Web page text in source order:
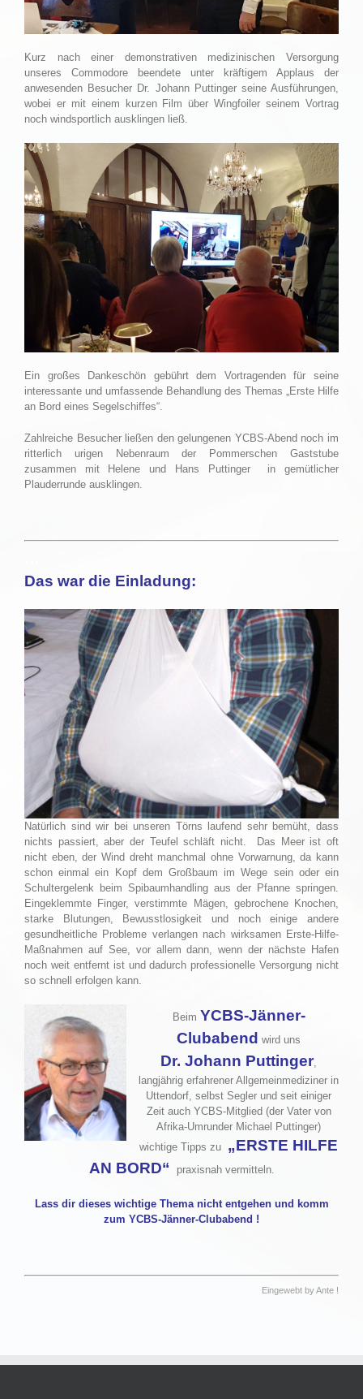
Kurz nach einer demonstrativen medizinischen Versorgung
unseres Commodore beendete unter kräftigem Applaus der
anwesenden Besucher Dr. Johann Puttinger seine Ausführungen,
wobei er mit einem kurzen Film über Wingfoiler seinem Vortrag
noch windsportlich ausklingen ließ.
Ein großes Dankeschön gebührt dem Vortragenden für seine
interessante und umfassende Behandlung des Themas „Erste Hilfe
an Bord eines Segelschiffes“.
Zahlreiche Besucher ließen den gelungenen YCBS-Abend noch im
ritterlich urigen Nebenraum der Pommerschen Gaststube
zusammen mit Helene und Hans Puttinger in gemütlicher
Plauderrunde ausklingen.
Das war die Einladung:
Natürlich sind wir bei unseren Törns laufend sehr bemüht, dass
nichts passiert, aber der Teufel schläft nicht. Das Meer ist oft
nicht eben, der Wind dreht manchmal ohne Vorwarnung, da kann
schon einmal ein Kopf dem Großbaum im Wege sein oder ein
Schultergelenk beim Spibaumhandling aus der Pfanne springen.
Eingeklemmte Finger, verstimmte Mägen, gebrochene Knochen,
starke Blutungen, Bewusstlosigkeit und noch einige andere
gesundheitliche Probleme verlangen nach wirksamen Erste-Hilfe-
Maßnahmen auf See, vor allem dann, wenn der nächste Hafen
noch weit entfernt ist und dadurch professionelle Versorgung nicht
so schnell erfolgen kann.
Beim YCBS-Jänner-
Clubabend wird uns
Dr. Johann Puttinger,
langjährig erfahrener Allgemeinmediziner in
Uttendorf, selbst Segler und seit einiger
Zeit auch YCBS-Mitglied (der Vater von
Afrika-Umrunder Michael Puttinger)
wichtige Tipps zu „ERSTE HILFE
AN BORD“ praxisnah vermitteln.
Lass dir dieses wichtige Thema nicht entgehen und komm
zum YCBS-Jänner-Clubabend !
Eingewebt by Ante !